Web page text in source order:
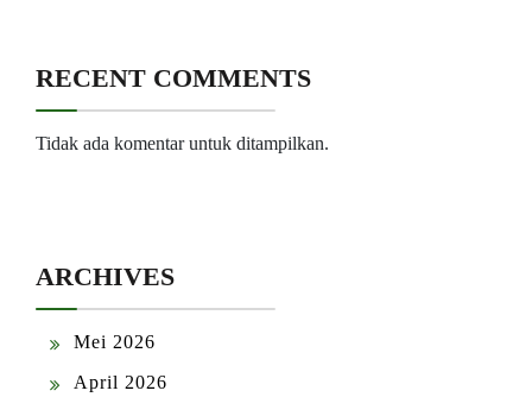
RECENT COMMENTS
Tidak ada komentar untuk ditampilkan.
ARCHIVES
Mei 2026
April 2026